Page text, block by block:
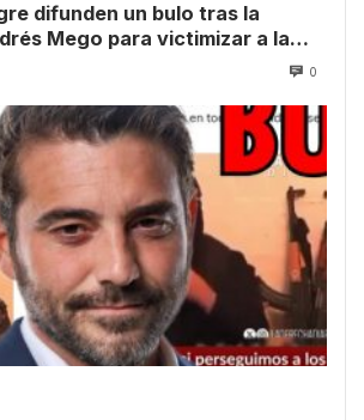
difunden un bulo tras la
Mego para victimizar a la
0